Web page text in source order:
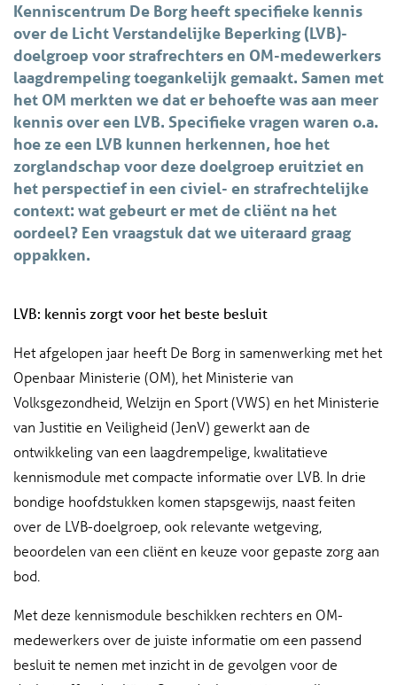
Kenniscentrum De Borg heeft specifieke kennis
over de Licht Verstandelijke Beperking (LVB)-
doelgroep voor strafrechters en OM-medewerkers
laagdrempeling toegankelijk gemaakt. Samen met
het OM merkten we dat er behoefte was aan meer
kennis over een LVB. Specifieke vragen waren o.a.
hoe ze een LVB kunnen herkennen, hoe het
zorglandschap voor deze doelgroep eruitziet en
het perspectief in een civiel- en strafrechtelijke
context: wat gebeurt er met de cliënt na het
oordeel? Een vraagstuk dat we uiteraard graag
oppakken.
LVB: kennis zorgt voor het beste besluit
Het afgelopen jaar heeft De Borg in samenwerking met het
Openbaar Ministerie (OM), het Ministerie van
Volksgezondheid, Welzijn en Sport (VWS) en het Ministerie
van Justitie en Veiligheid (JenV) gewerkt aan de
ontwikkeling van een laagdrempelige, kwalitatieve
kennismodule met compacte informatie over LVB. In drie
bondige hoofdstukken komen stapsgewijs, naast feiten
over de LVB-doelgroep, ook relevante wetgeving,
beoordelen van een cliënt en keuze voor gepaste zorg aan
bod.
Met deze kennismodule beschikken rechters en OM-
medewerkers over de juiste informatie om een passend
besluit te nemen met inzicht in de gevolgen voor de